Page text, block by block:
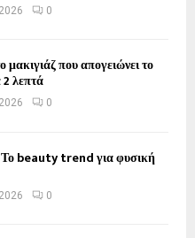
0
που απογειώνει το
λεπτά
0
beauty trend για φυσική
0